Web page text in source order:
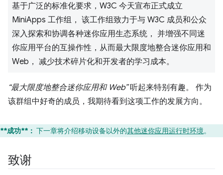
基于广泛的标准化要求，W3C 今天宣布正式成立
MiniApps 工作组， 该工作组致力于与 W3C 成员和公众
深入探索和协调各种迷你应用生态系统， 并增强不同迷
你应用平台的互操作性，从而最大限度地整合迷你应用和
Web， 减少技术碎片化和开发者的学习成本。
“最大限度地整合迷你应用和 Web”听起来特别有趣。 作为
该群组中好奇的成员，我期待看到这项工作的发展方向。
**成功**： 下一章将介绍移动设备以外的其他迷你应用运行时环境。
致谢